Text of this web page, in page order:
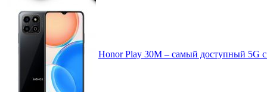
Honor Play 30M – самый доступный 5G